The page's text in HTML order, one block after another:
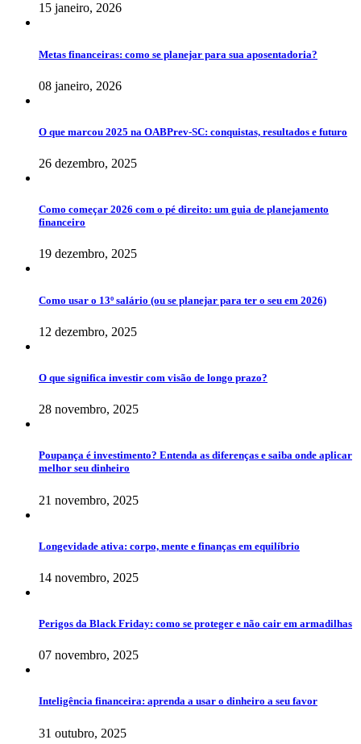
15 janeiro, 2026
Metas financeiras: como se planejar para sua aposentadoria?
08 janeiro, 2026
O que marcou 2025 na OABPrev-SC: conquistas, resultados e futuro
26 dezembro, 2025
Como começar 2026 com o pé direito: um guia de planejamento
financeiro
19 dezembro, 2025
Como usar o 13º salário (ou se planejar para ter o seu em 2026)
12 dezembro, 2025
O que significa investir com visão de longo prazo?
28 novembro, 2025
Poupança é investimento? Entenda as diferenças e saiba onde aplicar
melhor seu dinheiro
21 novembro, 2025
Longevidade ativa: corpo, mente e finanças em equilíbrio
14 novembro, 2025
Perigos da Black Friday: como se proteger e não cair em armadilhas
07 novembro, 2025
Inteligência financeira: aprenda a usar o dinheiro a seu favor
31 outubro, 2025